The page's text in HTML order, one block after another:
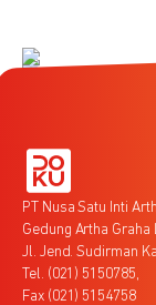
PT Nusa Satu Inti
Gedung Artha Graha
Jl. Jend. Sudirman
Tel. (021) 5150785,
Fax (021) 5154758